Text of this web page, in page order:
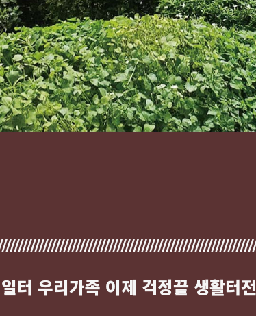
Previous
터 우리가족 이제 걱정끝 생활터전